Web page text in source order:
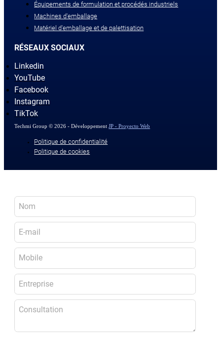
Équipements de formulation et procédés industriels
Machines d'emballage
Matériel d'emballage et de palettisation
RÉSEAUX SOCIAUX
Linkedin
YouTube
Facebook
Instagram
TikTok
Techmi Group © 2026 - DéveloppementJP - Proyecto Web
Politique de confidentialité
Politique de cookies